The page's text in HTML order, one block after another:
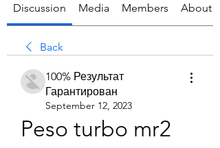
Discussion Media Members About
Back
100% Результат
Гарантирован
September 12, 2023
Peso turbo mr2